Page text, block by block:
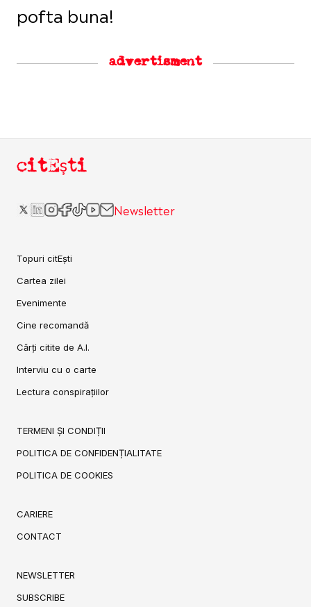
pofta buna!
advertisment
citEști
Newsletter
Topuri citEști
Cartea zilei
Evenimente
Cine recomandă
Cărți citite de A.I.
Interviu cu o carte
Lectura conspirațiilor
TERMENI ȘI CONDIȚII
POLITICA DE CONFIDENȚIALITATE
POLITICA DE COOKIES
CARIERE
CONTACT
NEWSLETTER
SUBSCRIBE